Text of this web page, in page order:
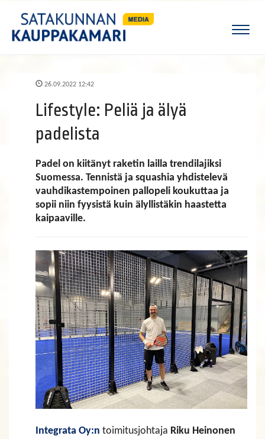
26.09.2022 12:42
Lifestyle: Peliä ja älyä
padelista
Padel on kiitänyt raketin lailla trendilajiksi
Suomessa. Tennistä ja squashia yhdistelevä
vauhdikastempoinen pallopeli koukuttaa ja
sopii niin fyysistä kuin älyllistäkin haastetta
kaipaaville.
​​​​​​​Integrata Oy:n toimitusjohtaja Riku Heinonen